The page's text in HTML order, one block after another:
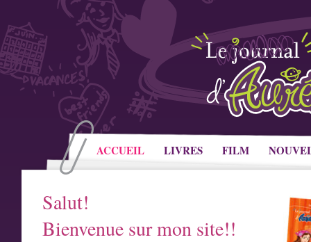
ACCUEIL LIVRES FILM
Salut!
Bienvenue sur mon site!!